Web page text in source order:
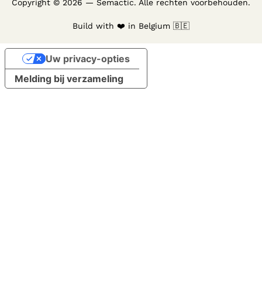
Copyright © 2026 — Semactic. Alle rechten voorbehouden.
Build with ❤️ in Belgium 🇧🇪
Melding bij verzameling
Uw privacy-opties